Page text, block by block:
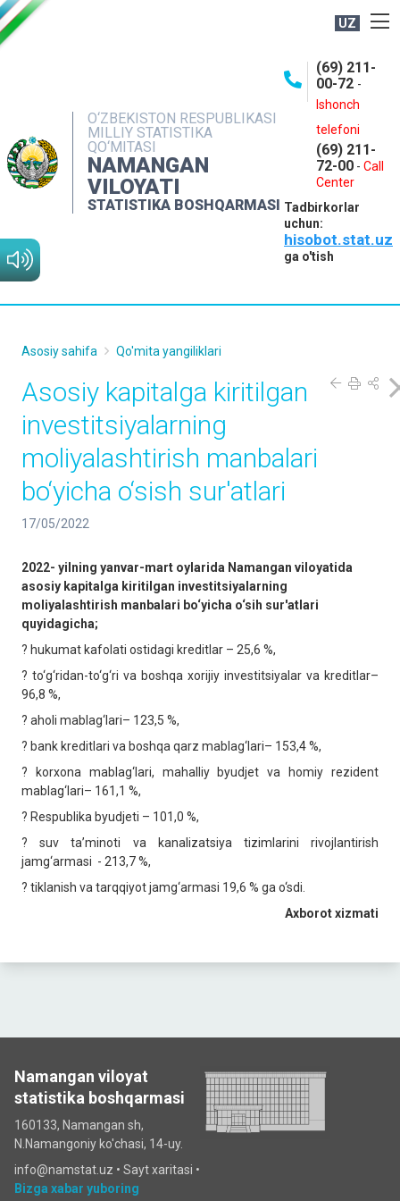
UZ
O‘ZBEKISTON RESPUBLIKASI
MILLIY STATISTIKA
QO‘MITASI
NAMANGAN
VILOYATI
STATISTIKA BOSHQARMASI
(69) 211-
00-72 -
Ishonch
telefoni
(69) 211-
72-00 - Call
Center
Tadbirkorlar
uchun:
hisobot.stat.uz
ga o'tish
NASHRLAR
INTERAKTIV XIZMATLAR
MATBUOT XIZMATI
MUROJAATLAR
Asosiy sahifa Qo'mita yangiliklari
Asosiy kapitalga kiritilgan
investitsiyalarning
moliyalashtirish manbalari
bo‘yicha o‘sish sur'atlari
17/05/2022
2022- yilning yanvar-mart oylarida Namangan viloyatida
asosiy kapitalga kiritilgan investitsiyalarning
moliyalashtirish manbalari bo‘yicha o‘sih sur'atlari
quyidagicha;
? hukumat kafolati ostidagi kreditlar – 25,6 %,
? to‘g‘ridan-to‘g‘ri va boshqa xorijiy investitsiyalar va kreditlar–
96,8 %,
? aholi mablag‘lari– 123,5 %,
? bank kreditlari va boshqa qarz mablag‘lari– 153,4 %,
? korxona mablag‘lari, mahalliy byudjet va homiy rezident
mablag‘lari– 161,1 %,
? Respublika byudjeti – 101,0 %,
? suv ta’minoti va kanalizatsiya tizimlarini rivojlantirish
jamg‘armasi - 213,7 %,
? tiklanish va tarqqiyot jamg‘armasi 19,6 % ga o‘sdi.
Axborot xizmati
Namangan viloyat
statistika boshqarmasi
160133, Namangan sh,
N.Namangoniy ko'chasi, 14-uy.
info@namstat.uz • Sayt xaritasi •
Bizga xabar yuboring